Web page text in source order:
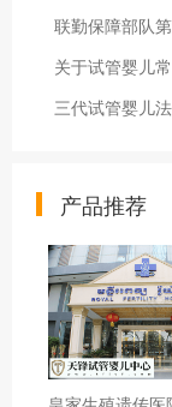
关于试管婴儿
产品推荐